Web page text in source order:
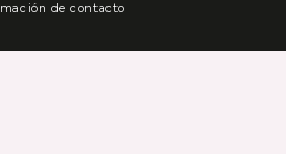
de contacto